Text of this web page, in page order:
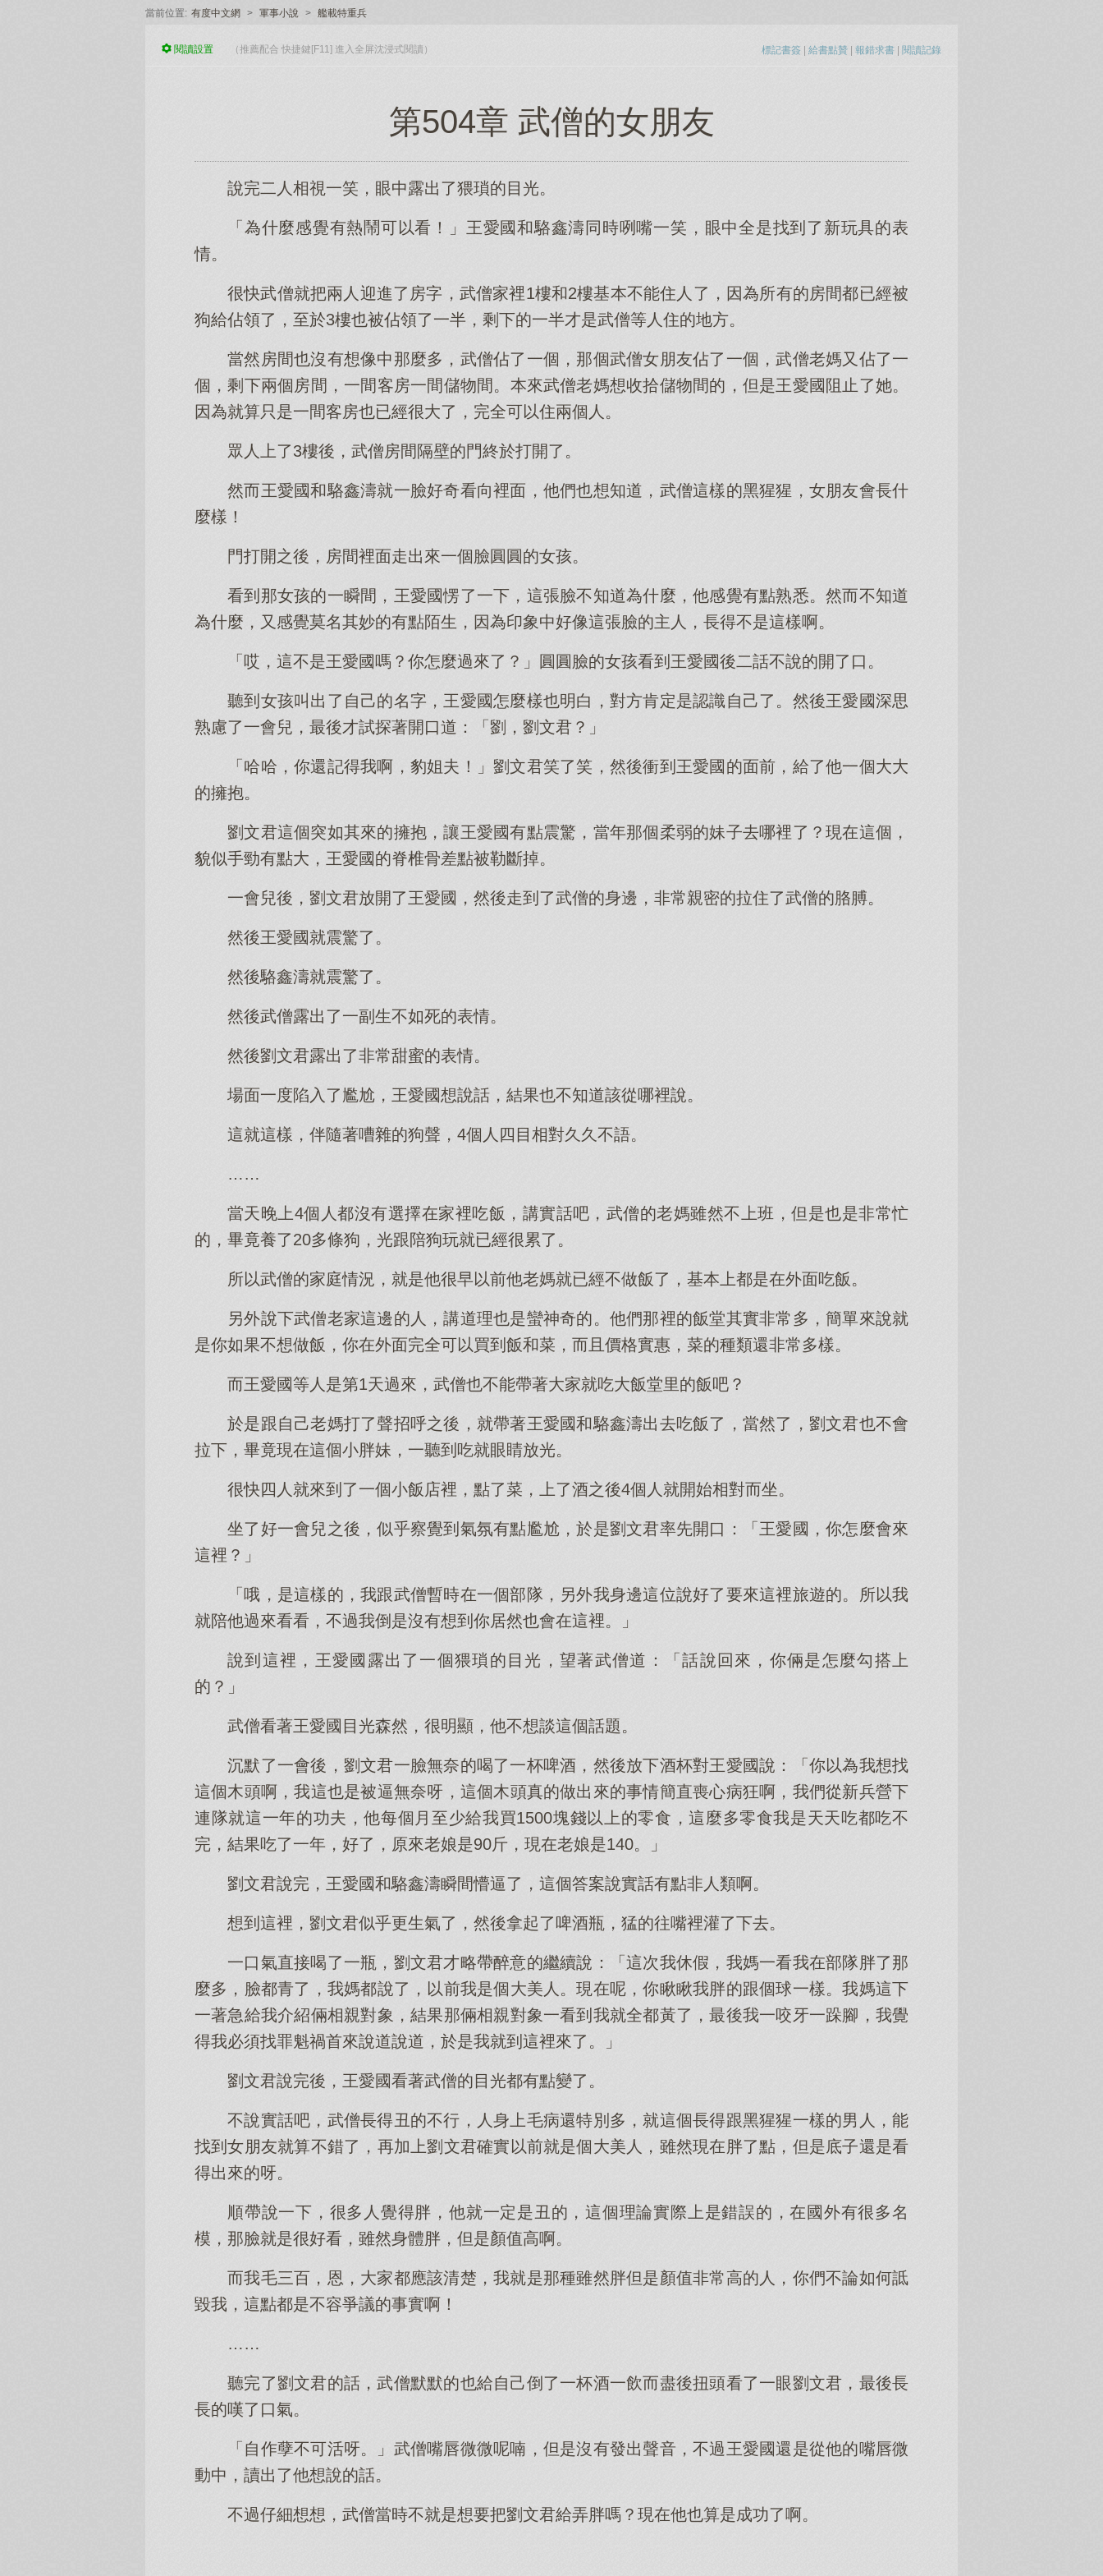
當前位置: 有度中文網 > 軍事小說 > 艦載特重兵
標記書簽 | 給書點贊 | 報錯求書 | 閱讀記錄
閱讀設置 （推薦配合 快捷鍵[F11] 進入全屏沈浸式閱讀）
第504章 武僧的女朋友
說完二人相視一笑，眼中露出了猥瑣的目光。
「為什麼感覺有熱鬧可以看！」王愛國和駱鑫濤同時咧嘴一笑，眼中全是找到了新玩具的表
情。
很快武僧就把兩人迎進了房字，武僧家裡1樓和2樓基本不能住人了，因為所有的房間都已經被
狗給佔領了，至於3樓也被佔領了一半，剩下的一半才是武僧等人住的地方。
當然房間也沒有想像中那麼多，武僧佔了一個，那個武僧女朋友佔了一個，武僧老媽又佔了一
個，剩下兩個房間，一間客房一間儲物間。本來武僧老媽想收拾儲物間的，但是王愛國阻止了她。
因為就算只是一間客房也已經很大了，完全可以住兩個人。
眾人上了3樓後，武僧房間隔壁的門終於打開了。
然而王愛國和駱鑫濤就一臉好奇看向裡面，他們也想知道，武僧這樣的黑猩猩，女朋友會長什
麼樣！
門打開之後，房間裡面走出來一個臉圓圓的女孩。
看到那女孩的一瞬間，王愛國愣了一下，這張臉不知道為什麼，他感覺有點熟悉。然而不知道
為什麼，又感覺莫名其妙的有點陌生，因為印象中好像這張臉的主人，長得不是這樣啊。
「哎，這不是王愛國嗎？你怎麼過來了？」圓圓臉的女孩看到王愛國後二話不說的開了口。
聽到女孩叫出了自己的名字，王愛國怎麼樣也明白，對方肯定是認識自己了。然後王愛國深思
熟慮了一會兒，最後才試探著開口道：「劉，劉文君？」
「哈哈，你還記得我啊，豹姐夫！」劉文君笑了笑，然後衝到王愛國的面前，給了他一個大大
的擁抱。
劉文君這個突如其來的擁抱，讓王愛國有點震驚，當年那個柔弱的妹子去哪裡了？現在這個，
貌似手勁有點大，王愛國的脊椎骨差點被勒斷掉。
一會兒後，劉文君放開了王愛國，然後走到了武僧的身邊，非常親密的拉住了武僧的胳膊。
然後王愛國就震驚了。
然後駱鑫濤就震驚了。
然後武僧露出了一副生不如死的表情。
然後劉文君露出了非常甜蜜的表情。
場面一度陷入了尷尬，王愛國想說話，結果也不知道該從哪裡說。
這就這樣，伴隨著嘈雜的狗聲，4個人四目相對久久不語。
……
當天晚上4個人都沒有選擇在家裡吃飯，講實話吧，武僧的老媽雖然不上班，但是也是非常忙
的，畢竟養了20多條狗，光跟陪狗玩就已經很累了。
所以武僧的家庭情況，就是他很早以前他老媽就已經不做飯了，基本上都是在外面吃飯。
另外說下武僧老家這邊的人，講道理也是蠻神奇的。他們那裡的飯堂其實非常多，簡單來說就
是你如果不想做飯，你在外面完全可以買到飯和菜，而且價格實惠，菜的種類還非常多樣。
而王愛國等人是第1天過來，武僧也不能帶著大家就吃大飯堂里的飯吧？
於是跟自己老媽打了聲招呼之後，就帶著王愛國和駱鑫濤出去吃飯了，當然了，劉文君也不會
拉下，畢竟現在這個小胖妹，一聽到吃就眼睛放光。
很快四人就來到了一個小飯店裡，點了菜，上了酒之後4個人就開始相對而坐。
坐了好一會兒之後，似乎察覺到氣氛有點尷尬，於是劉文君率先開口：「王愛國，你怎麼會來
這裡？」
「哦，是這樣的，我跟武僧暫時在一個部隊，另外我身邊這位說好了要來這裡旅遊的。所以我
就陪他過來看看，不過我倒是沒有想到你居然也會在這裡。」
說到這裡，王愛國露出了一個猥瑣的目光，望著武僧道：「話說回來，你倆是怎麼勾搭上
的？」
武僧看著王愛國目光森然，很明顯，他不想談這個話題。
沉默了一會後，劉文君一臉無奈的喝了一杯啤酒，然後放下酒杯對王愛國說：「你以為我想找
這個木頭啊，我這也是被逼無奈呀，這個木頭真的做出來的事情簡直喪心病狂啊，我們從新兵營下
連隊就這一年的功夫，他每個月至少給我買1500塊錢以上的零食，這麼多零食我是天天吃都吃不
完，結果吃了一年，好了，原來老娘是90斤，現在老娘是140。」
劉文君說完，王愛國和駱鑫濤瞬間懵逼了，這個答案說實話有點非人類啊。
想到這裡，劉文君似乎更生氣了，然後拿起了啤酒瓶，猛的往嘴裡灌了下去。
一口氣直接喝了一瓶，劉文君才略帶醉意的繼續說：「這次我休假，我媽一看我在部隊胖了那
麼多，臉都青了，我媽都說了，以前我是個大美人。現在呢，你瞅瞅我胖的跟個球一樣。我媽這下
一著急給我介紹倆相親對象，結果那倆相親對象一看到我就全都黃了，最後我一咬牙一跺腳，我覺
得我必須找罪魁禍首來說道說道，於是我就到這裡來了。」
劉文君說完後，王愛國看著武僧的目光都有點變了。
不說實話吧，武僧長得丑的不行，人身上毛病還特別多，就這個長得跟黑猩猩一樣的男人，能
找到女朋友就算不錯了，再加上劉文君確實以前就是個大美人，雖然現在胖了點，但是底子還是看
得出來的呀。
順帶說一下，很多人覺得胖，他就一定是丑的，這個理論實際上是錯誤的，在國外有很多名
模，那臉就是很好看，雖然身體胖，但是顏值高啊。
而我毛三百，恩，大家都應該清楚，我就是那種雖然胖但是顏值非常高的人，你們不論如何詆
毀我，這點都是不容爭議的事實啊！
……
聽完了劉文君的話，武僧默默的也給自己倒了一杯酒一飲而盡後扭頭看了一眼劉文君，最後長
長的嘆了口氣。
「自作孽不可活呀。」武僧嘴唇微微呢喃，但是沒有發出聲音，不過王愛國還是從他的嘴唇微
動中，讀出了他想說的話。
不過仔細想想，武僧當時不就是想要把劉文君給弄胖嗎？現在他也算是成功了啊。